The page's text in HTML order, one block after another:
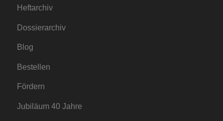
Heftarchiv
Dossierarchiv
Blog
Bestellen
Fördern
Jubiläum 40 Jahre